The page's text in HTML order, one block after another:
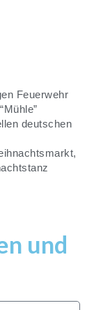
Feuerwehr
deutschen
und